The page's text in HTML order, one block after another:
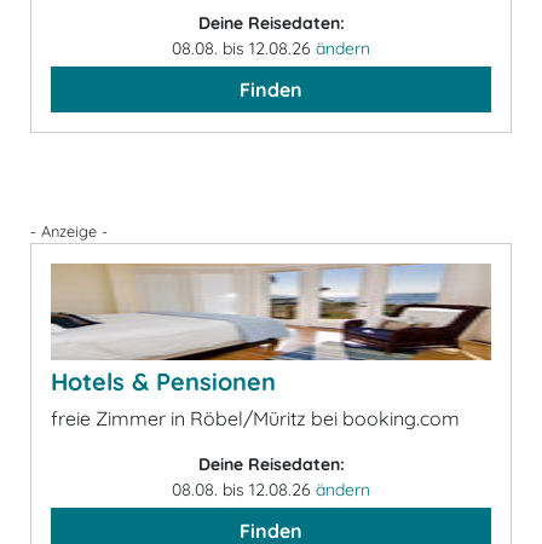
Deine Reisedaten:
08.08. bis 12.08.26 ändern
Finden
- Anzeige -
Hotels & Pensionen
freie Zimmer in Röbel/Müritz bei booking.com
Deine Reisedaten:
08.08. bis 12.08.26 ändern
Finden